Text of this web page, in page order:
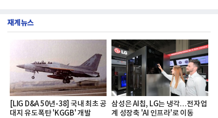
서도
영지원부 홍보팀과 2026년 새로이(e)＊가 공동 주관
쳐 진행됐다.참고로 새로이(e)는 NH농협캐피탈 MZ
세대들로(과장~계장) 구성된 자율 참여조직으로, 조
직문화 혁신과 업무 효율성 향상을 위한 다양한 활동
을 추진하며,새로운 변화와 이로운 영향력을 조직전
반에 전파하는 역할
재계뉴스
[LIG D&A 50년-38] 국내 최초 공
대지 유도폭탄 'KGGB' 개발
삼성은 AI칩, LG는 냉각…전자업
계 성장축 'AI 인프라'로 이동